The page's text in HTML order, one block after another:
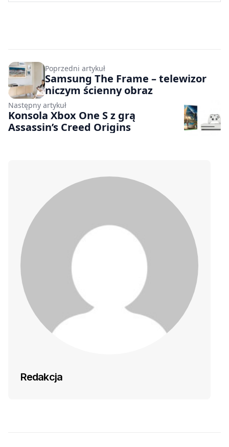
Poprzedni artykuł
Samsung The Frame – telewizor
niczym ścienny obraz
Następny artykuł
Konsola Xbox One S z grą
Assassin’s Creed Origins
Redakcja